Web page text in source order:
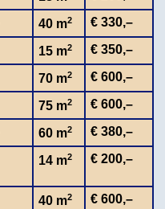
40 m2
€ 330,–
15 m2
€ 350,–
70 m2
€ 600,–
75 m2
€ 600,–
60 m2
€ 380,–
14 m2 € 200,–
40 m2
€ 600,–